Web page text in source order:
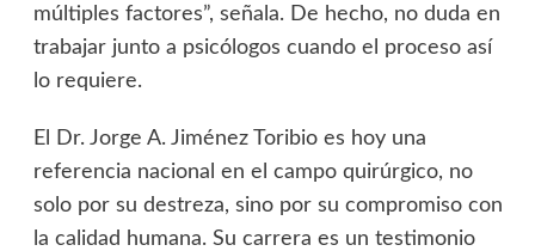
múltiples factores”, señala. De hecho, no duda en
trabajar junto a psicólogos cuando el proceso así
lo requiere.
El Dr. Jorge A. Jiménez Toribio es hoy una
referencia nacional en el campo quirúrgico, no
solo por su destreza, sino por su compromiso con
la calidad humana. Su carrera es un testimonio